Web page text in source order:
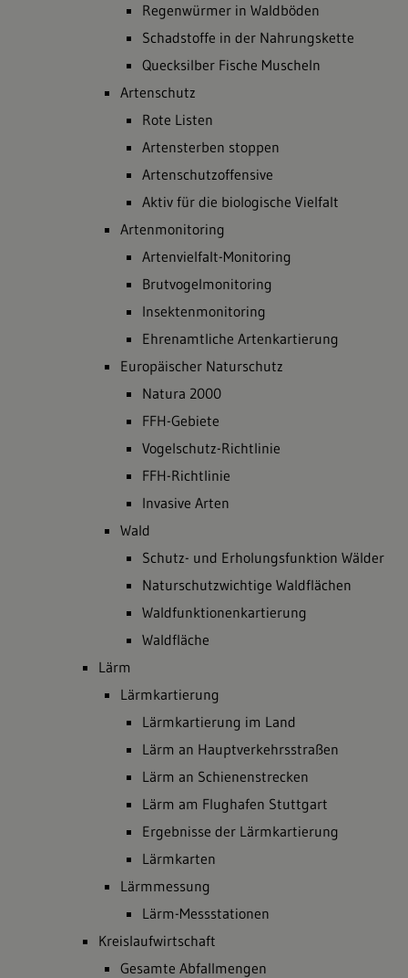
Regenwürmer in Waldböden
Schadstoffe in der Nahrungskette
Quecksilber Fische Muscheln
Artenschutz
Rote Listen
Artensterben stoppen
Artenschutzoffensive
Aktiv für die biologische Vielfalt
Artenmonitoring
Artenvielfalt-Monitoring
Brutvogelmonitoring
Insektenmonitoring
Ehrenamtliche Artenkartierung
Europäischer Naturschutz
Natura 2000
FFH-Gebiete
Vogelschutz-Richtlinie
FFH-Richtlinie
Invasive Arten
Wald
Schutz- und Erholungsfunktion Wälder
Naturschutzwichtige Waldflächen
Waldfunktionenkartierung
Waldfläche
Lärm
Lärmkartierung
Lärmkartierung im Land
Lärm an Hauptverkehrsstraßen
Lärm an Schienenstrecken
Lärm am Flughafen Stuttgart
Ergebnisse der Lärmkartierung
Lärmkarten
Lärmmessung
Lärm-Messstationen
Kreislaufwirtschaft
Gesamte Abfallmengen